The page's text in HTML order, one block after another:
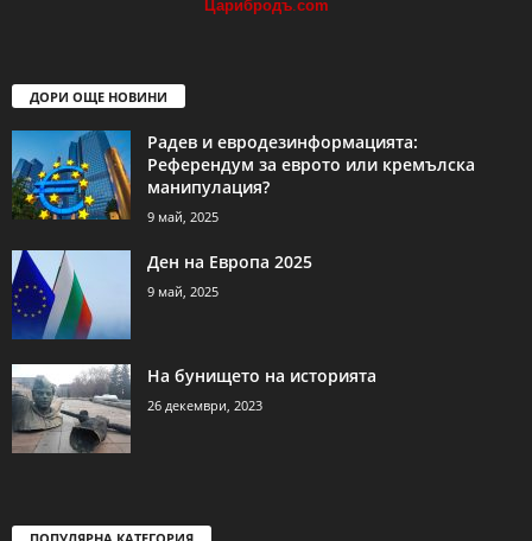
Царибродъ. com
ДОРИ ОЩЕ НОВИНИ
Радев и евродезинформацията:
Референдум за еврото или кремълска
манипулация?
9 май, 2025
Ден на Европа 2025
9 май, 2025
На бунището на историята
26 декември, 2023